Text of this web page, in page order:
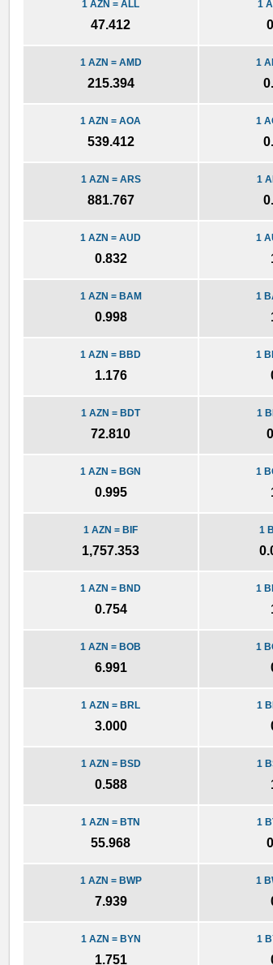
1
1 AZN = ALL
47.412
1
1 AZN = AMD
215.394
1
1 AZN = AOA
539.412
1
1 AZN = ARS
881.767
1
1 AZN = AUD
0.832
1
1 AZN = BAM
0.998
1
1 AZN = BBD
1.176
1
1 AZN = BDT
72.810
1
1 AZN = BGN
0.995
1
1 AZN = BIF
1,757.353
1
1 AZN = BND
0.754
1
1 AZN = BOB
6.991
1
1 AZN = BRL
3.000
1
1 AZN = BSD
0.588
1
1 AZN = BTN
55.968
1
1 AZN = BWP
7.939
1
1 AZN = BYN
1.751